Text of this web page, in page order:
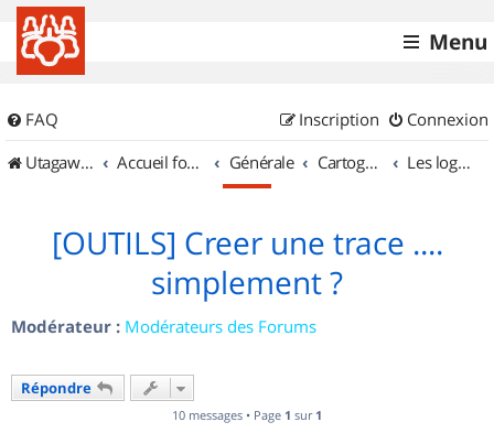
Menu
FAQ Connexion
Inscription
UtagawaVTT (Randos VTT et VTTAE avec traces GPS)
Accueil forum Générale Cartographie et GPS Les logiciels
[OUTILS] Creer une trace ....
simplement ?
Modérateur : Modérateurs des Forums
Répondre
10 messages • Page 1 sur 1